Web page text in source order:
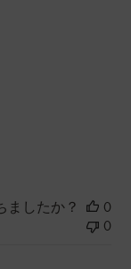
ましたか？
0
0